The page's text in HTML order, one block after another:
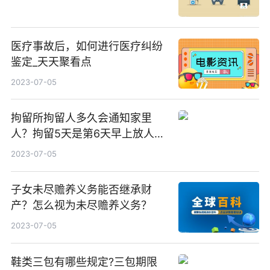
医疗事故后，如何进行医疗纠纷
鉴定_天天聚看点
2023-07-05
拘留所拘留人多久会通知家里
人？拘留5天是第6天早上放人
吗？|环球热闻
2023-07-05
子女未尽赡养义务能否继承财
产？怎么视为未尽赡养义务？
2023-07-05
鞋类三包有哪些规定?三包期限